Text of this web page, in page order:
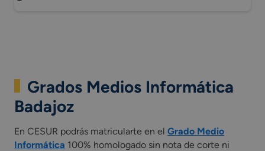
Grados Medios Informática
Badajoz
En CESUR podrás matricularte en el Grado Medio
Informática 100% homologado sin nota de corte ni